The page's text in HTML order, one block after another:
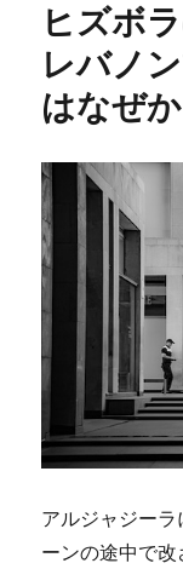
ヒズボ
レバノ
はなぜ
アルジャジーラ
ーンの途中で改